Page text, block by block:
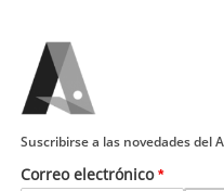
Correo electrónico
Suscribirse a las novedades del